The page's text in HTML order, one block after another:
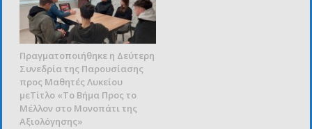
Πραγματοποιήθηκε η Δεύτερη
Συνεδρία της Παρουσίασης
προς Μαθητές Λυκείου
μεΤίτλο «Το Βήμα Προς το
Μέλλον στο Μονοπάτι της
Αξιολόγησης»